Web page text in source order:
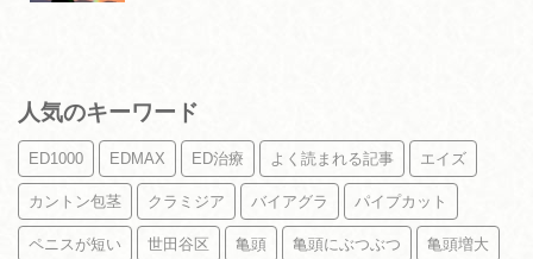
人気のキーワード
ED1000 EDMAX ED治療 よく読まれる記事 エイズ
カントン包茎 クラミジア バイアグラ パイプカット
ペニスが短い 世田谷区 亀頭 亀頭にぶつぶつ 亀頭増大